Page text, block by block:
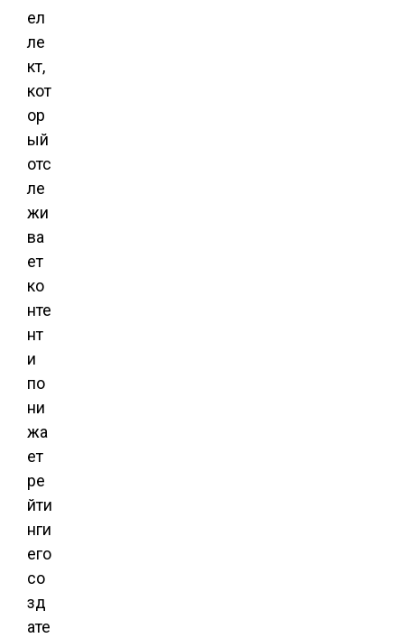
ел
ле
кт,
кот
ор
ый
отс
ле
жи
ва
ет
ко
нте
нт
и
по
ни
жа
ет
ре
йти
нги
его
со
зд
ате